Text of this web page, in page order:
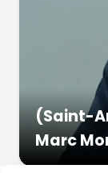
(Saint-
Marc